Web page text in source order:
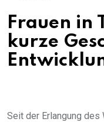
Frauen in
kurze
Seit der Erlangung des